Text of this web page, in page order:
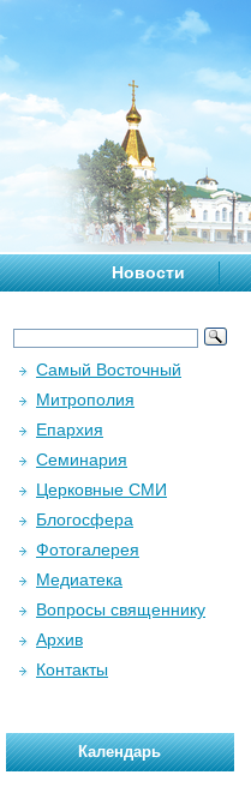
Новости
Самый Восточный
Митрополия
Епархия
Семинария
Церковные СМИ
Блогосфера
Фотогалерея
Медиатека
Вопросы священнику
Архив
Контакты
Календарь